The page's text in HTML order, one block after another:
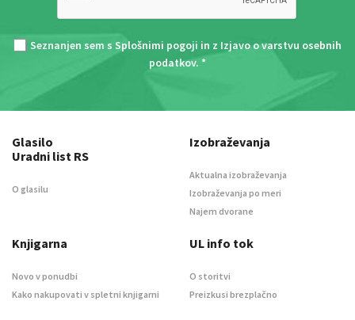
Seznanjen sem s Splošnimi pogoji in z Izjavo o varstvu osebnih
podatkov. *
Glasilo
Uradni list RS
O glasilu
Izobraževanja
Aktualna izobraževanja
Izobraževanja po meri
Najem dvorane
Knjigarna
Novo v ponudbi
Kako nakupovati v spletni knjigarni
UL info tok
O storitvi
Preizkusi brezplačno